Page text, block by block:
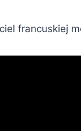
francuskiej